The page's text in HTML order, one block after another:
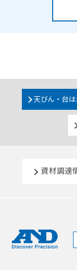
天びん・台は
資材調達